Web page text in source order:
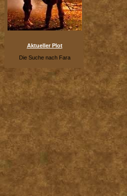
Aktueller Plot
Die Suche nach Fara